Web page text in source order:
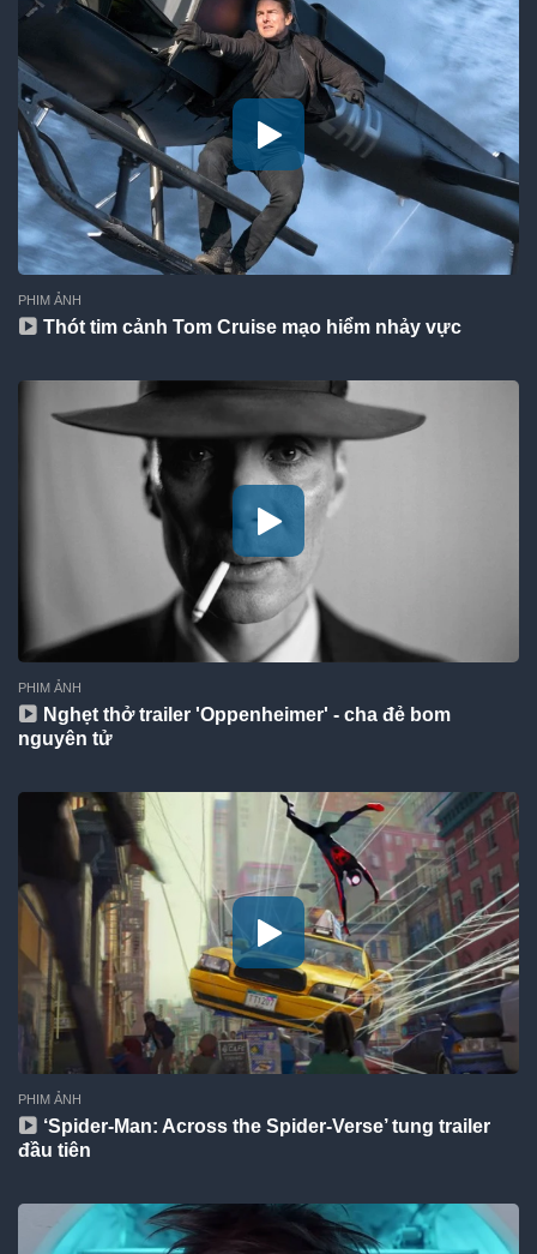
PHIM ẢNH
Thót tim cảnh Tom Cruise mạo hiểm nhảy vực
PHIM ẢNH
Nghẹt thở trailer 'Oppenheimer' - cha đẻ bom
nguyên tử
PHIM ẢNH
‘Spider-Man: Across the Spider-Verse’ tung trailer
đầu tiên